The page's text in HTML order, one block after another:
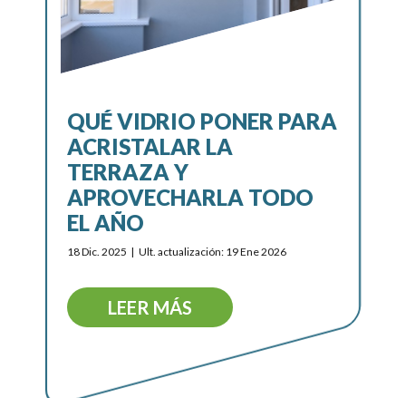
QUÉ VIDRIO PONER PARA
ACRISTALAR LA
TERRAZA Y
APROVECHARLA TODO
EL AÑO
18 Dic. 2025 Ult. actualización: 19 Ene 2026
LEER MÁS